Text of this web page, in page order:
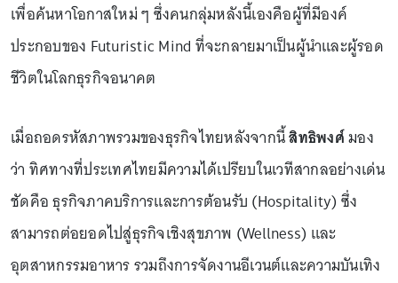
เพื่อค้นหาโอกาสใหม่ ๆ ซึ่งคนกลุ่มหลังนี้เองคือผู้ที่มีองค์
ประกอบของ Futuristic Mind ที่จะกลายมาเป็นผู้นำและผู้รอด
ชีวิตในโลกธุรกิจอนาคต
เมื่อถอดรหัสภาพรวมของธุรกิจไทยหลังจากนี้สิทธิพงศ์มอง
ว่า ทิศทางที่ประเทศไทยมีความได้เปรียบในเวทีสากลอย่างเด่น
ชัดคือ ธุรกิจภาคบริการและการต้อนรับ (Hospitality) ซึ่ง
สามารถต่อยอดไปสู่ธุรกิจเชิงสุขภาพ (Wellness) และ
อุตสาหกรรมอาหาร รวมถึงการจัดงานอีเวนต์และความบันเทิง